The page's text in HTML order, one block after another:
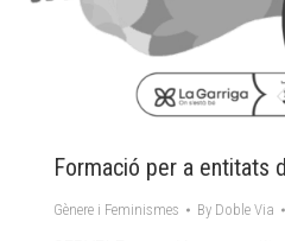
Formació per a entitats
Gènere i Feminismes By Doble Via